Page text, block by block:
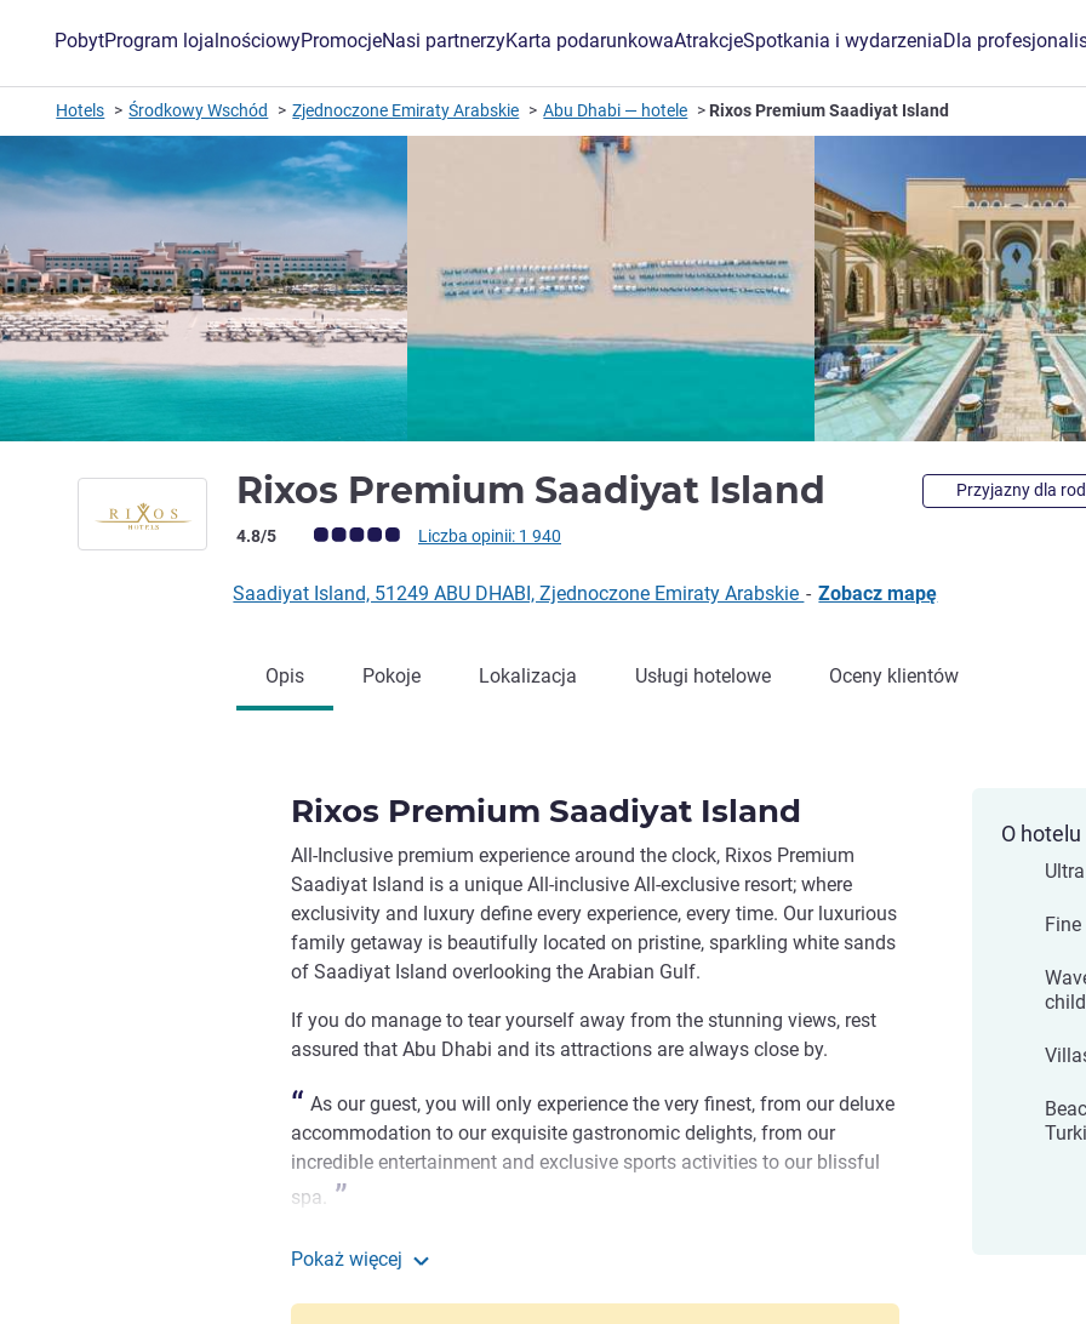
PobytProgram lojalnościowyPromocjeNasi partnerzyKarta podarunkowaAtrakcjeSpotkania i wydarzeniaDla
Hotels Środkowy Wschód Zjednoczone Emiraty Arabskie Abu Dhabi — hotele Rixos Premium Saadiyat Island
Rixos Premium Saadiyat Island 5 gwiazdki
Przyjazny dla
Ocena klientów (Ocena ALL)
4.8/5 Liczba opinii: 1 940
Saadiyat Island, 51249 ABU DHABI, Zjednoczone Emiraty Arabskie - Zobacz mapę
Opis Pokoje Lokalizacja Usługi hotelowe Oceny klientów
Rixos Premium Saadiyat Island
All-Inclusive premium experience around the clock, Rixos Premium
Saadiyat Island is a unique All-inclusive All-exclusive resort; where
exclusivity and luxury define every experience, every time. Our luxurious
family getaway is beautifully located on pristine, sparkling white sands
of Saadiyat Island overlooking the Arabian Gulf.
If you do manage to tear yourself away from the stunning views, rest
assured that Abu Dhabi and its attractions are always close by.
As our guest, you will only experience the very finest, from our deluxe
accommodation to our exquisite gastronomic delights, from our
incredible entertainment and exclusive sports activities to our blissful
spa.
Pokaż więcej
O hotelu